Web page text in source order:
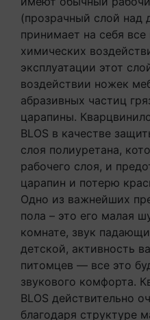
(прозрачный слой над
принимает на себя
химических
эксплуатации этот
воздействии ножек
абразивных частиц
царапины.
BLOS в качестве
слоя полиуретана,
рабочего слоя, и
царапин и потерю
Одно из важнейших
пола – это его малая
комнате, звук
детской, активность
питомцев — все это
звукового комфорта.
BLOS действительно
благодаря структуре